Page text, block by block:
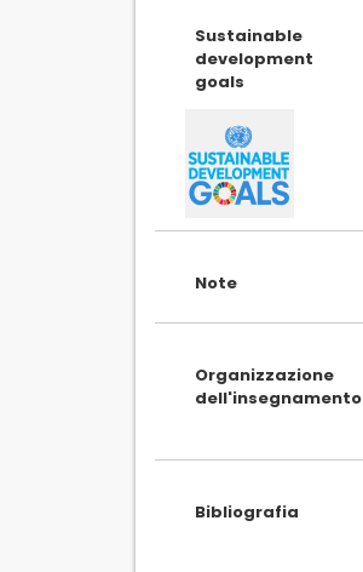
Sustainable
development
goals
Note
Organizzazione
dell'insegnamento
Bibliografia